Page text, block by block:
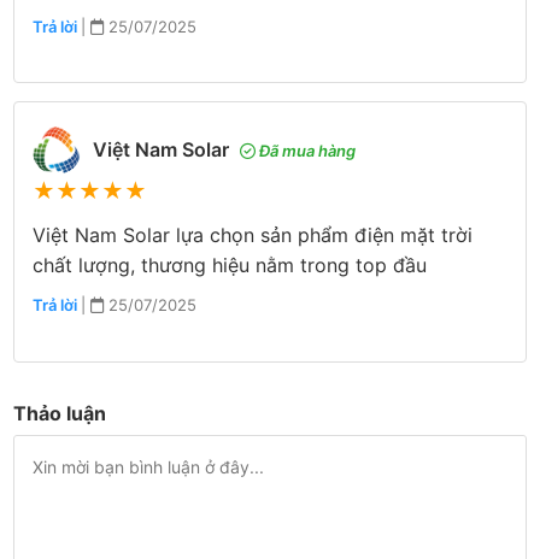
Trả lời | 25/07/2025
Việt Nam Solar Đã mua hàng
★★★★★
Việt Nam Solar lựa chọn sản phẩm điện mặt trời
chất lượng, thương hiệu nằm trong top đầu
Trả lời | 25/07/2025
Thảo luận